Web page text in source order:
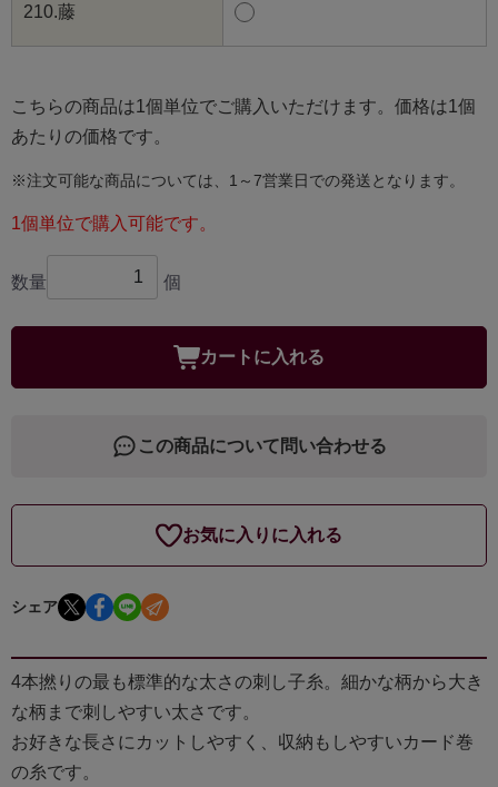
210.藤
こちらの商品は1個単位でご購入いただけます。価格は1個
あたりの価格です。
※注文可能な商品については、1～7営業日での発送となります。
1個単位で購入可能です。
数量 個
カートに入れる
この商品について問い合わせる
お気に入りに入れる
シェア
4本撚りの最も標準的な太さの刺し子糸。細かな柄から大き
な柄まで刺しやすい太さです。
お好きな長さにカットしやすく、収納もしやすいカード巻
の糸です。